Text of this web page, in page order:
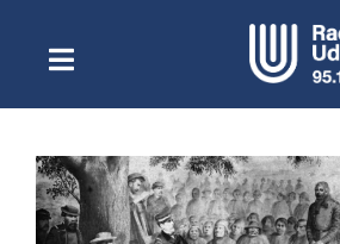
contenidoToggle
NavigationEscuchar Radio UdeC
Quiénes Somos
Programación